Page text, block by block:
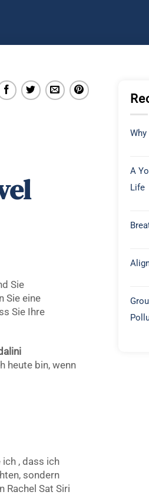
Sie
Sie eine
Sie Ihre
heute bin, wenn
, dass ich
sondern
Rachel Sat Siri
A
Life